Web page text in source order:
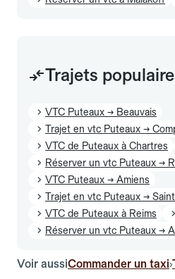
Trajets
VTC Puteaux → Beauvais
Trajet en vtc Puteaux →
VTC de Puteaux à Chartres
Réserver un vtc Puteaux →
VTC Puteaux → Amiens
Trajet en vtc Puteaux →
VTC de Puteaux à Reims
Réserver un vtc Puteaux →
Voir aussiCommander un taxi›